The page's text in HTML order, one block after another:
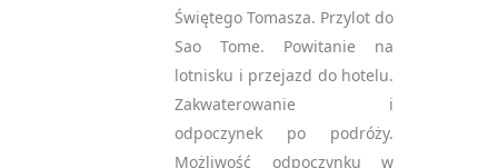
Świętego Tomasza. Przylot do
Sao Tome. Powitanie na
lotnisku i przejazd do hotelu.
Zakwaterowanie i
odpoczynek po podróży.
Możliwość odpoczynku w